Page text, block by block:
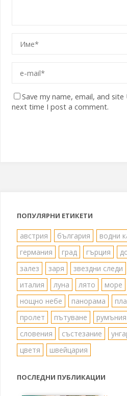
Save my name, email, and
next time I post a comment.
ПОПУЛЯРНИ ЕТИКЕТИ
австрия българия водни
германия
град гърция
залез
заря звездни следи
италия
луна лято море
нощно небе
панорама
пролет
пътуване румъния
словения
състезание
цветя
швейцария
ПОСЛЕДНИ ПУБЛИКАЦИИ